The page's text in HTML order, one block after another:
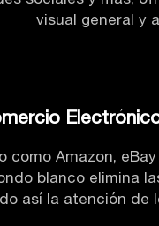
visual general y
Amazon,
blanco elimina
así la atención de